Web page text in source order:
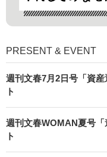
PRESENT & EVENT
週刊文春7月2日号「資
ト
週刊文春WOMAN夏号
ト